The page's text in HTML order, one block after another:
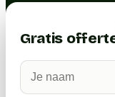
Gratis